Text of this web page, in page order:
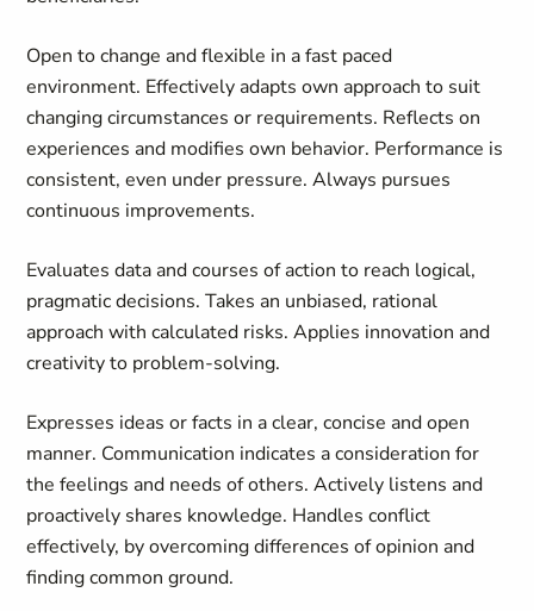
Open to change and flexible in a fast paced
environment. Effectively adapts own approach to suit
changing circumstances or requirements. Reflects on
experiences and modifies own behavior. Performance is
consistent, even under pressure. Always pursues
continuous improvements.
Evaluates data and courses of action to reach logical,
pragmatic decisions. Takes an unbiased, rational
approach with calculated risks. Applies innovation and
creativity to problem-solving.
Expresses ideas or facts in a clear, concise and open
manner. Communication indicates a consideration for
the feelings and needs of others. Actively listens and
proactively shares knowledge. Handles conflict
effectively, by overcoming differences of opinion and
finding common ground.